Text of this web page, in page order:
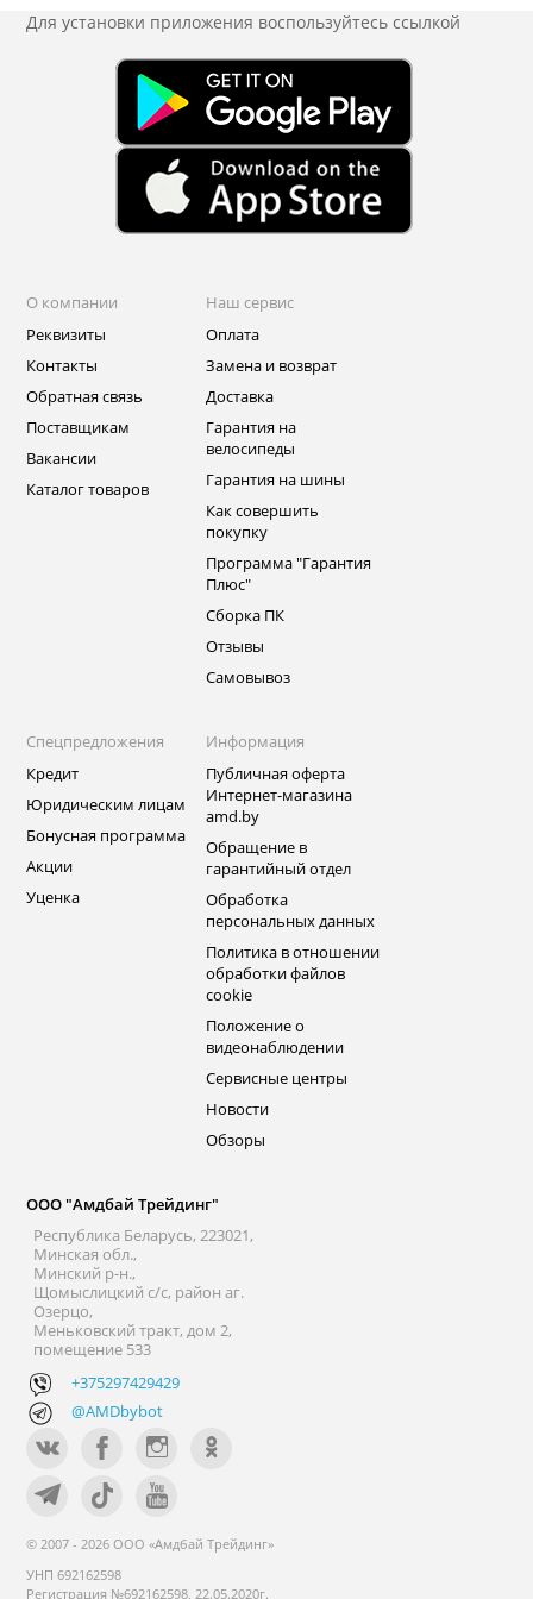
Для установки приложения воспользуйтесь ссылкой
О компании
Реквизиты
Контакты
Обратная связь
Поставщикам
Вакансии
Каталог товаров
Наш сервис
Оплата
Замена и возврат
Доставка
Гарантия на
велосипеды
Гарантия на шины
Как совершить
покупку
Программа "Гарантия
Плюс"
Сборка ПК
Отзывы
Самовывоз
Спецпредложения
Кредит
Юридическим лицам
Бонусная программа
Акции
Уценка
Информация
Публичная оферта
Интернет-магазина
amd.by
Обращение в
гарантийный отдел
Обработка
персональных данных
Политика в отношении
обработки файлов
cookie
Положение о
видеонаблюдении
Сервисные центры
Новости
Обзоры
ООО "Амдбай Трейдинг"
Республика Беларусь, 223021,
Минская обл.,
Минский р-н.,
Щомыслицкий с/с, район аг.
Озерцо,
Меньковский тракт, дом 2,
помещение 533
+375297429429
@AMDbybot
© 2007 - 2026 ООО «Амдбай Трейдинг»
УНП 692162598
Регистрация №692162598, 22.05.2020г.